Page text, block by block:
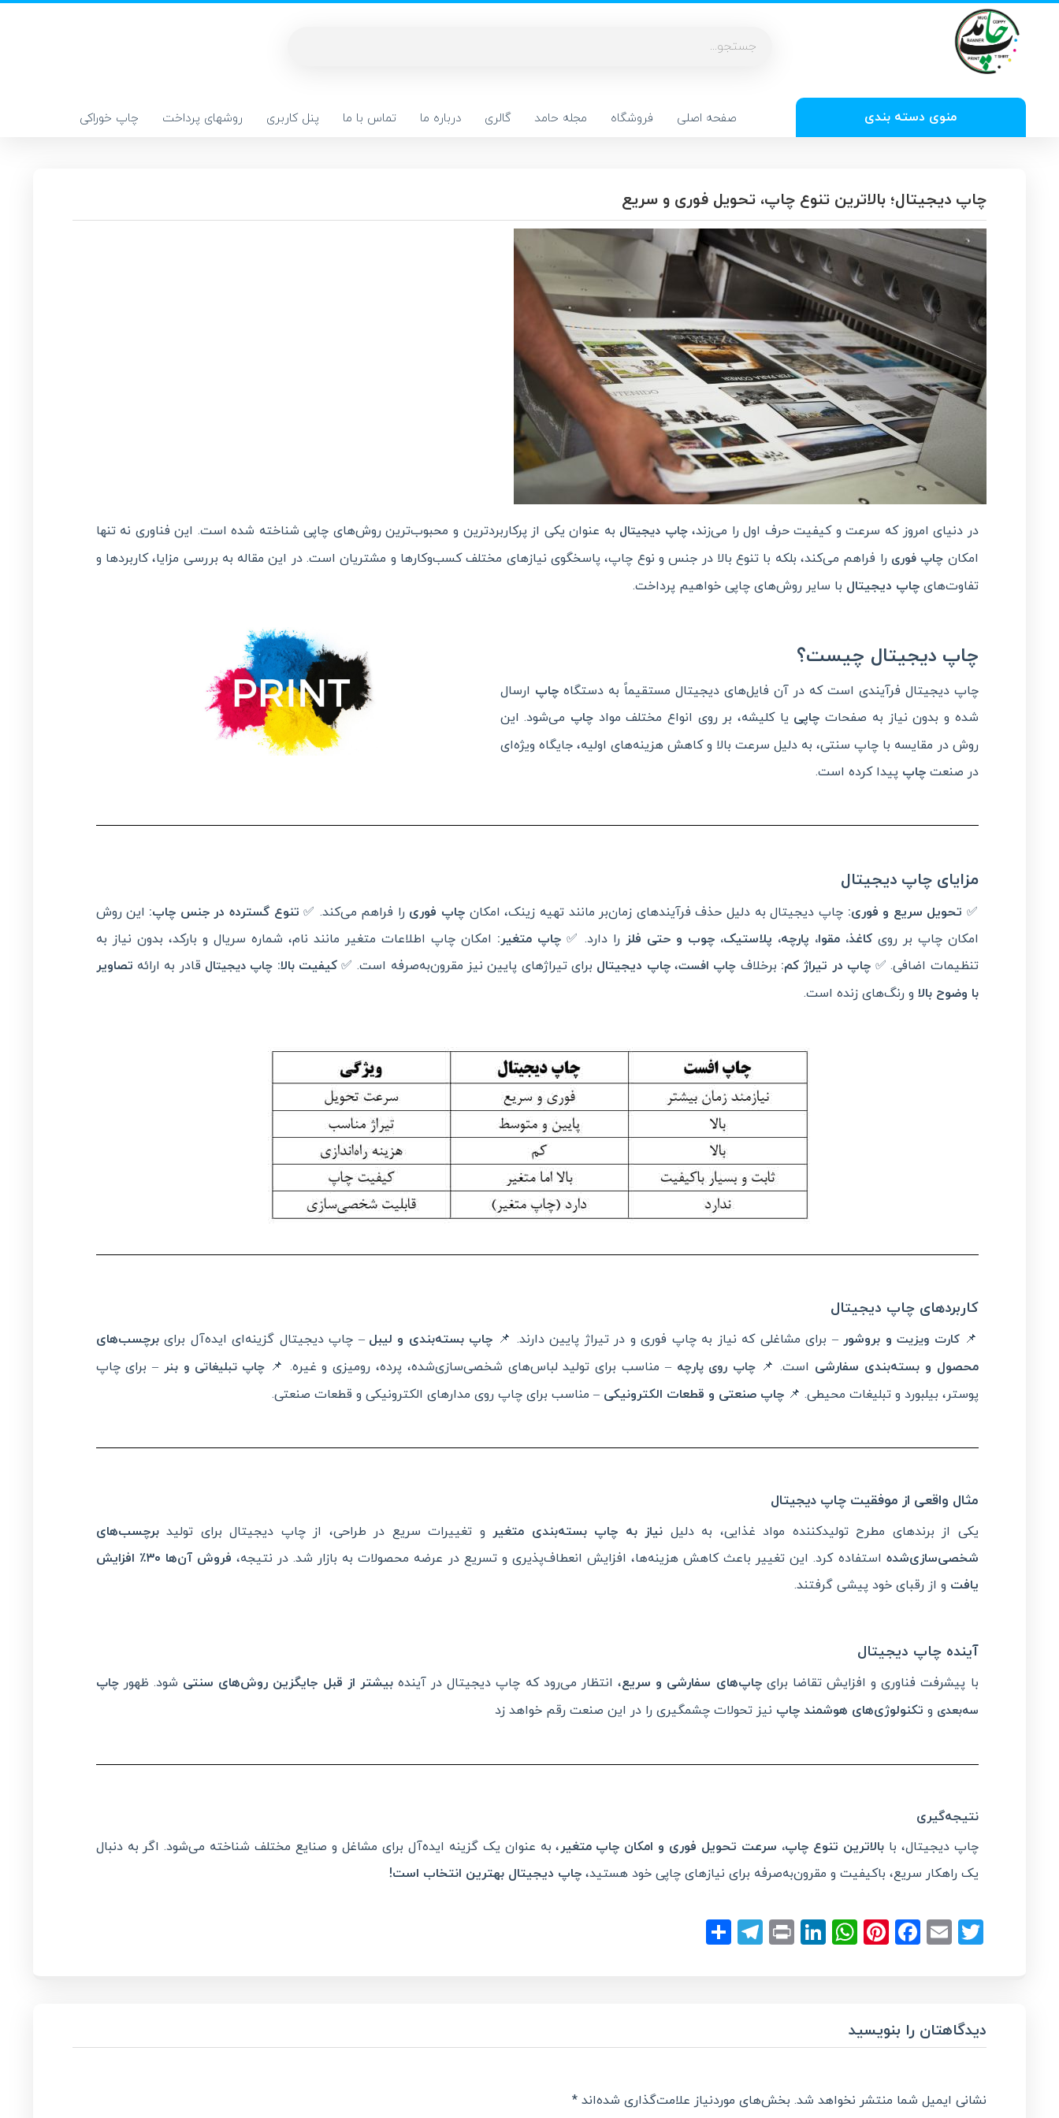
منوی دسته بندی صفحه اصلی فروشگاه مجله حامد گالری درباره ما تماس با ما پنل کاربری روشهای پرداخت چاپ خوراکی
چاپ دیجیتال؛ بالاترین تنوع چاپ، تحویل فوری و سریع
در دنیای امروز که سرعت و کیفیت حرف اول را می‌زند،چاپ دیجیتال به عنوان یکی از پرکاربردترین و محبوب‌ترین روش‌های چاپی شناخته شده است. این فناوری نه تنها
امکان چاپ فوری را فراهم می‌کند، بلکه با تنوع بالا در جنس و نوع چاپ، پاسخگوی نیازهای مختلف کسب‌وکارها و مشتریان است. در این مقاله به بررسی مزایا، کاربردها و
تفاوت‌های چاپ دیجیتال با سایر روش‌های چاپی خواهیم پرداخت.
چاپ دیجیتال چیست؟
چاپ دیجیتال فرآیندی است که در آن فایل‌های دیجیتال مستقیماً به دستگاهچاپ ارسال
شده و بدون نیاز به صفحات چاپی یا کلیشه، بر روی انواع مختلف موادچاپ می‌شود. این
روش در مقایسه با چاپ سنتی، به دلیل سرعت بالا و کاهش هزینه‌های اولیه، جایگاه ویژه‌ای
در صنعتچاپ پیدا کرده است.
مزایای چاپ دیجیتال
✅ تحویل سریع و فوری: چاپ دیجیتال به دلیل حذف فرآیندهای زمان‌بر مانند تهیه زینک، امکان چاپ فوری را فراهم می‌کند. ✅ تنوع گسترده در جنس چاپ: این روش
امکان چاپ بر رویکاغذ، مقوا، پارچه، پلاستیک، چوب و حتی فلز را دارد. ✅چاپ متغیر: امکان چاپ اطلاعات متغیر مانند نام، شماره سریال و بارکد، بدون نیاز به
تنظیمات اضافی. ✅ چاپ در تیراژ کم: برخلاف چاپ افست،چاپ دیجیتال برای تیراژهای پایین نیز مقرون‌به‌صرفه است. ✅ کیفیت بالا: چاپ دیجیتال قادر به ارائه تصاویر
با وضوح بالا و رنگ‌های زنده است.
کاربردهای چاپ دیجیتال
📌کارت ویزیتو بروشور – برای مشاغلی که نیاز به چاپ فوری و در تیراژ پایین دارند. 📌 چاپ بسته‌بندی و لیبل – چاپ دیجیتال گزینه‌ای ایده‌آل برایبرچسب‌های
محصول و بسته‌بندی سفارشی است. 📌 چاپ روی پارچه – مناسب برای تولید لباس‌های شخصی‌سازی‌شده، پرده، رومیزی و غیره. 📌 چاپ تبلیغاتی و بنر – برای چاپ
پوستر، بیلبورد و تبلیغات محیطی. 📌چاپ صنعتی و قطعات الکترونیکی – مناسب برای چاپ روی مدارهای الکترونیکی و قطعات صنعتی.
مثال واقعی از موفقیت چاپ دیجیتال
یکی از برندهای مطرح تولیدکننده مواد غذایی، به دلیل نیاز به چاپ بسته‌بندی متغیر و تغییرات سریع در طراحی، از چاپ دیجیتال برای تولیدبرچسب‌های
شخصی‌سازی‌شده استفاده کرد. این تغییر باعث کاهش هزینه‌ها، افزایش انعطاف‌پذیری و تسریع در عرضه محصولات به بازار شد. در نتیجه، فروش آن‌ها ۳۰٪
افزایش
یافت و از رقبای خود پیشی گرفتند.
آینده چاپ دیجیتال
با پیشرفت فناوری و افزایش تقاضا برایچاپ‌های سفارشی و سریع، انتظار می‌رود که چاپ دیجیتال در آیندهبیشتر از قبل جایگزین روش‌های سنتی شود. ظهورچاپ
سه‌بعدی و تکنولوژی‌های هوشمند چاپ نیز تحولات چشمگیری را در این صنعت رقم خواهد زد
نتیجه‌گیری
چاپ دیجیتال، بابالاترین تنوع چاپ، سرعت تحویل فوری و امکان چاپ متغیر، به عنوان یک گزینه ایده‌آل برای مشاغل و صنایع مختلف شناخته می‌شود. اگر به دنبال
یک راهکار سریع، باکیفیت و مقرون‌به‌صرفه برای نیازهای چاپی خود هستید،چاپ دیجیتال بهترین انتخاب است!
Twitter
Email
Facebook
Pinterest
WhatsApp
LinkedIn
Print
Telegram
دیدگاهتان را بنویسید
نشانی ایمیل شما منتشر نخواهد شد. بخش‌های موردنیاز علامت‌گذاری شده‌اند*